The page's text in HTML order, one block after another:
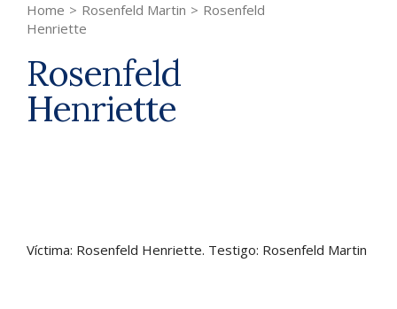
Home > Rosenfeld Martin > Rosenfeld
Henriette
Rosenfeld
Henriette
Víctima: Rosenfeld Henriette. Testigo: Rosenfeld Martin